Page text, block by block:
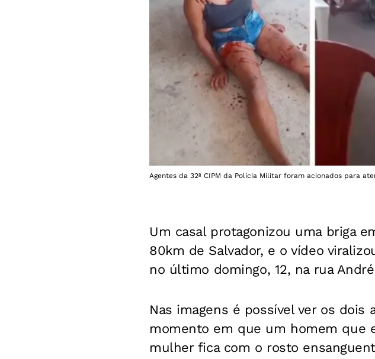
Agentes da 32ª CIPM da Polícia Militar foram acionados para
Um casal protagonizou uma briga
80km de Salvador, e o vídeo
no último domingo, 12, na rua
Nas imagens é possível ver os
momento em que um homem que
mulher fica com o rosto